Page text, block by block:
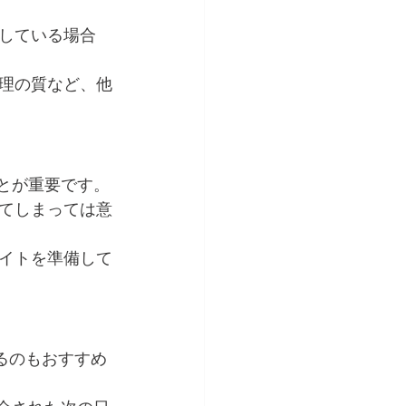
ている場合
の質など、他
重要です。
しまっては意
トを準備して
のもおすすめ